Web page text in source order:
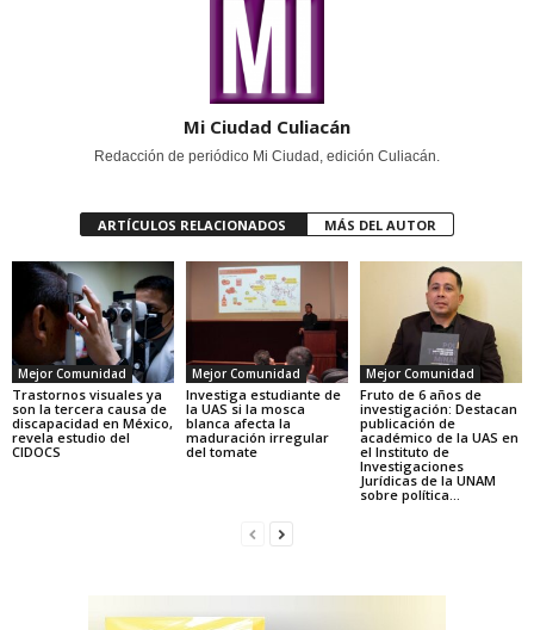
Mi Ciudad Culiacán
Redacción de periódico Mi Ciudad, edición Culiacán.
ARTÍCULOS RELACIONADOS MÁS DEL AUTOR
Mejor Comunidad
Trastornos visuales ya
son la tercera causa de
discapacidad en México,
revela estudio del
CIDOCS
Mejor Comunidad
Investiga estudiante de
la UAS si la mosca
blanca afecta la
maduración irregular
del tomate
Mejor Comunidad
Fruto de 6 años de
investigación: Destacan
publicación de
académico de la UAS en
el Instituto de
Investigaciones
Jurídicas de la UNAM
sobre política...